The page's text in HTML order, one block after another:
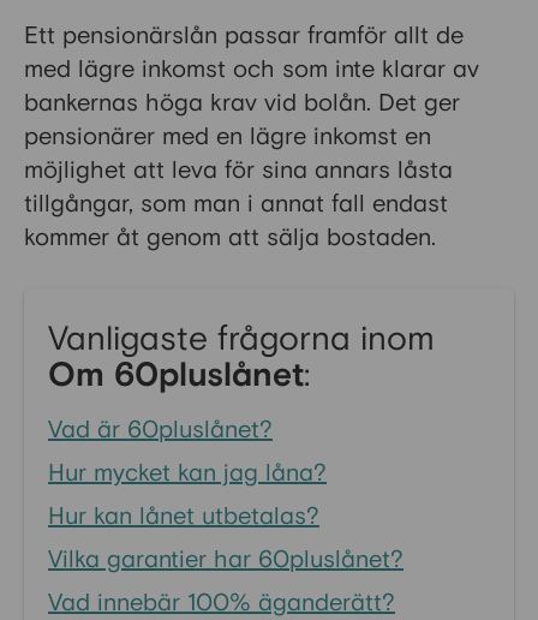
Ett pensionärslån passar framför allt de
med lägre inkomst och som inte klarar av
bankernas höga krav vid bolån. Det ger
pensionärer med en lägre inkomst en
möjlighet att leva för sina annars låsta
tillgångar, som man i annat fall endast
kommer åt genom att sälja bostaden.
Vanligaste frågorna inom
Om 60pluslånet:
Vad är 60pluslånet?
Hur mycket kan jag låna?
Hur kan lånet utbetalas?
Vilka garantier har 60pluslånet?
Vad innebär 100% äganderätt?